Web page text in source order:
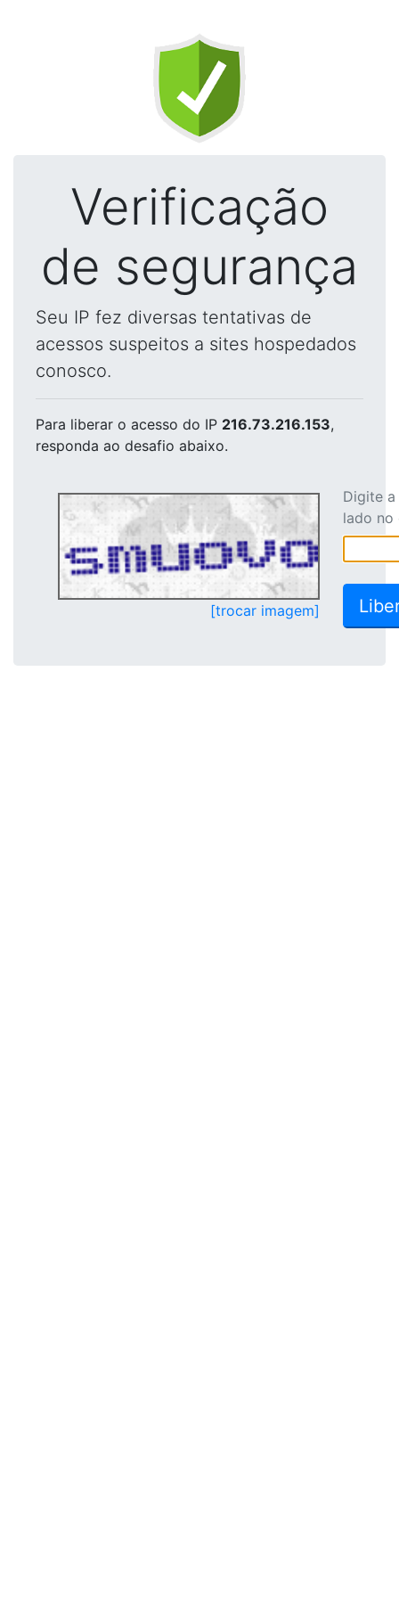
Verificação
de segurança
Seu IP fez diversas tentativas de
acessos suspeitos a sites hospedados
conosco.
Para liberar o acesso do IP 216.73.216.153,
responda ao desafio abaixo.
[trocar imagem]
Digite
lado no